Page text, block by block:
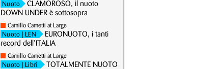
Nuoto
CLAMOROSO, il nuoto
DOWN UNDER è sottosopra
Camillo Cametti at Large
Nuoto | LEN
EURONUOTO, i tanti
record dell’ITALIA
Camillo Cametti at Large
Nuoto | Libri
TOTALMENTE NUOTO